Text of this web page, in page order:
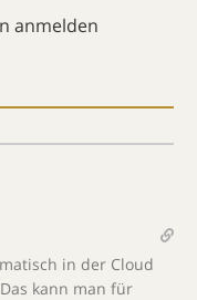
anmelden
in der Cloud
kann man für